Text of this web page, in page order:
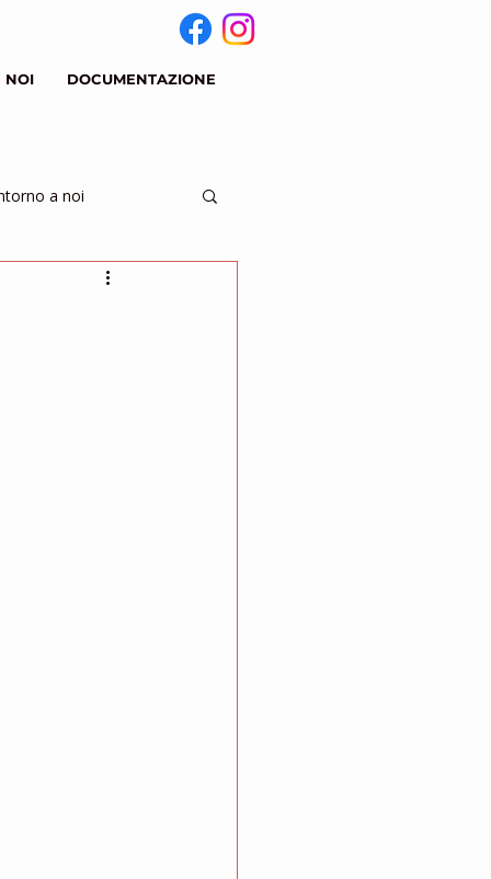
NOI DOCUMENTAZIONE
a noi